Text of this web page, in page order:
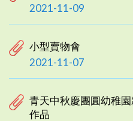
2021-11-09
小型賣物會
2021-11-07
青天中秋慶團圓幼稚
作品